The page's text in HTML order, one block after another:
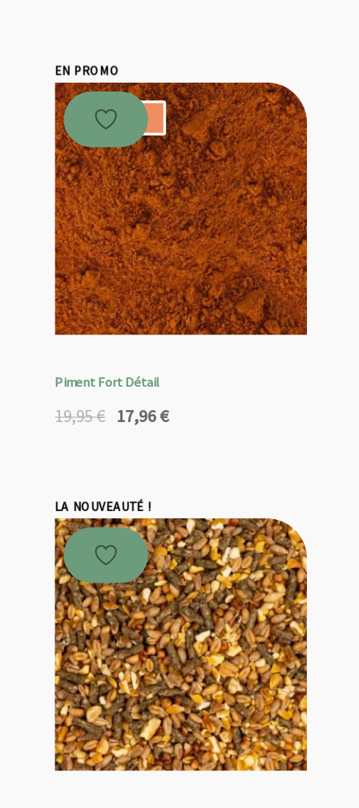
EN PROMO
Promo !
Piment Fort Détail
19,95€
Le
19,95 €.
17,96€
Le
17,96 €.
LA NOUVEAUTÉ !